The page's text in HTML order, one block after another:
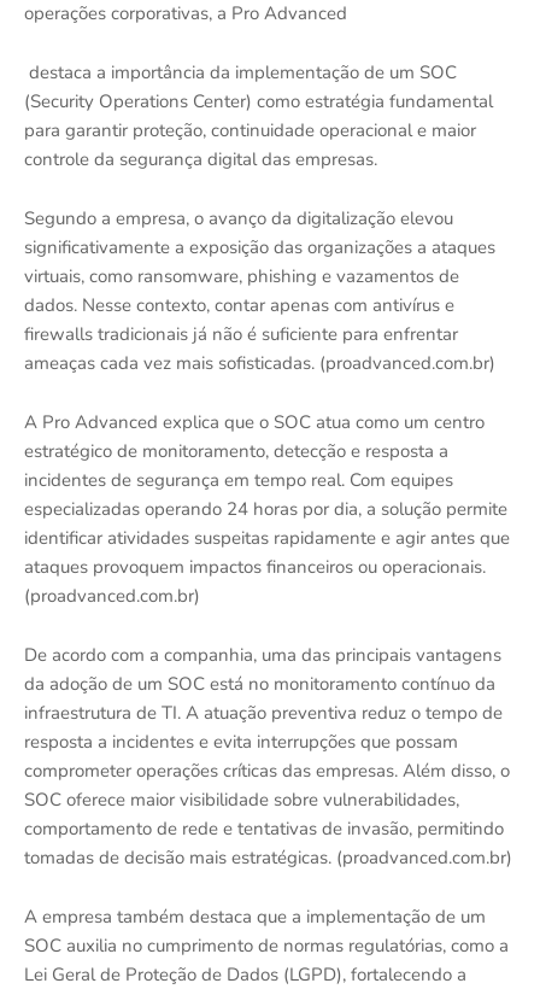
operações corporativas, a Pro Advanced
destaca a importância da implementação de um SOC
(Security Operations Center) como estratégia fundamental
para garantir proteção, continuidade operacional e maior
controle da segurança digital das empresas.
Segundo a empresa, o avanço da digitalização elevou
significativamente a exposição das organizações a ataques
virtuais, como ransomware, phishing e vazamentos de
dados. Nesse contexto, contar apenas com antivírus e
firewalls tradicionais já não é suficiente para enfrentar
ameaças cada vez mais sofisticadas. (proadvanced.com.br)
A Pro Advanced explica que o SOC atua como um centro
estratégico de monitoramento, detecção e resposta a
incidentes de segurança em tempo real. Com equipes
especializadas operando 24 horas por dia, a solução permite
identificar atividades suspeitas rapidamente e agir antes que
ataques provoquem impactos financeiros ou operacionais.
(proadvanced.com.br)
De acordo com a companhia, uma das principais vantagens
da adoção de um SOC está no monitoramento contínuo da
infraestrutura de TI. A atuação preventiva reduz o tempo de
resposta a incidentes e evita interrupções que possam
comprometer operações críticas das empresas. Além disso, o
SOC oferece maior visibilidade sobre vulnerabilidades,
comportamento de rede e tentativas de invasão, permitindo
tomadas de decisão mais estratégicas. (proadvanced.com.br)
A empresa também destaca que a implementação de um
SOC auxilia no cumprimento de normas regulatórias, como a
Lei Geral de Proteção de Dados (LGPD), fortalecendo a